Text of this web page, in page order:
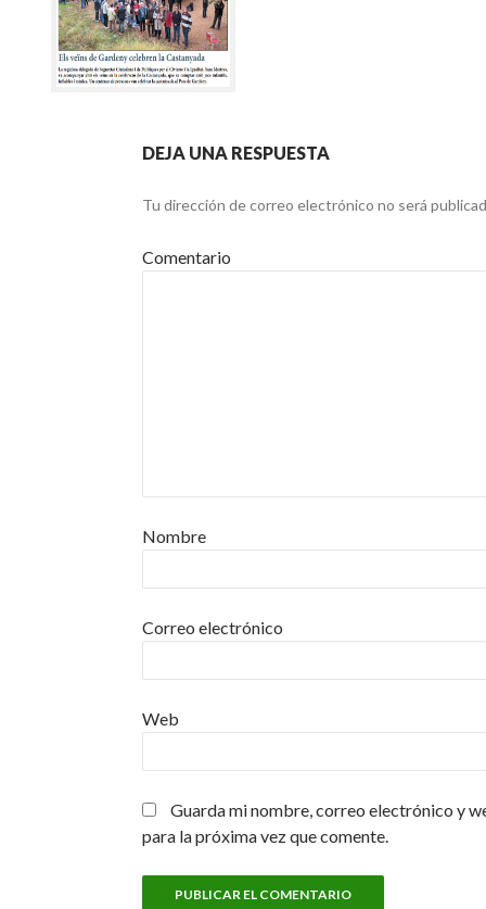
DEJA UNA RESPUESTA
Tu dirección de correo electrónico no será
Comentario
Nombre
Correo electrónico
Web
Guarda mi nombre, correo electrónico y
para la próxima vez que comente.